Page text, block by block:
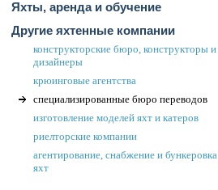
Яхты, аренда и обучение
Другие яхтенные компании
конструкторские бюро, конструкторы и
дизайнеры
крюинговые агентства
специализированные бюро переводов
изготовление моделей яхт и катеров
риелторские компании
агентирование, снабжение и бункеровка
яхт